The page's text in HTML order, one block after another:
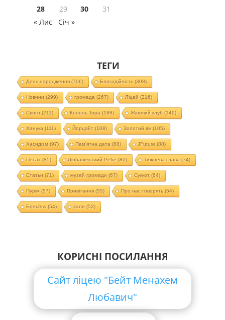
28
29 30
31
« Лис
Січ »
ТЕГИ
День народження(706) Благодійність (308)
Новини (299) громада (267) Ліцей (216)
Свято (211) Колель Тора (188) Жіночий клуб (149)
Ханука (111) Йорцайт (108) Золотий вік(105)
Хасидізм (97) Пам'ятна дата (88) JFuture (88)
Песах(85) Любавичський Ребе (80) Тижнева глава (74)
Статьи (71) музей громади (67) Суккот (64)
Пурім (57) Привітання(55) Про нас говорять (54)
EnerJew(54) хали (53)
КОРИСНІ ПОСИЛАННЯ
Сайт ліцею "Бейт Менахем
Любавич"